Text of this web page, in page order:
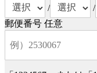
/
/
郵便番号 任意